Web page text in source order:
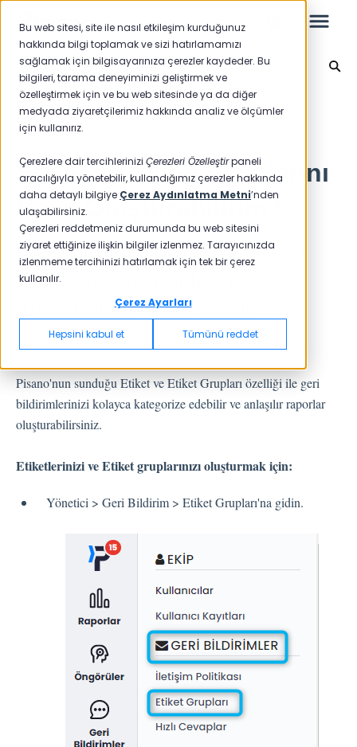
Bu web sitesi, site ile nasıl etkileşim kurduğunuz
hakkında bilgi toplamak ve sizi hatırlamamızı
sağlamak için bilgisayarınıza çerezler kaydeder. Bu
bilgileri, tarama deneyiminizi geliştirmek ve
özelleştirmek için ve bu web sitesinde ya da diğer
medyada ziyaretçilerimiz hakkında analiz ve ölçümler
için kullanırız.
Çerezlere dair tercihlerinizi Çerezleri Özelleştirpaneli
aracılığıyla yönetebilir, kullandığımız çerezler hakkında
daha detaylı bilgiye Çerez Aydınlatma Metni’nden
ulaşabilirsiniz.
Çerezleri reddetmeniz durumunda bu web sitesini
ziyaret ettiğinize ilişkin bilgiler izlenmez. Tarayıcınızda
izlenmeme tercihinizi hatırlamak için tek bir çerez
kullanılır.
Çerez Ayarları
Hepsini kabul et Tümünü reddet
Etiket Grupları
Leo
Yeni Başlayanlar İçin
Raporlar
NPS
CSAT
Raporlama 2024
Geri Bildirimler
Spam
Müşteri Yanıtlama
Dışarı Aktar
Soru Tipleri S.S.S
Akış Sayfaları
Ana sayfaya geri dön
Etiket ve Etiket Gruplarını
Nasıl Oluşturabilirim?
Pisano, istediğiniz etiketleri kontrol
etmesi kolay gruplar halinde
oluşturmanıza olanak sağlar.
Pisano'nun sunduğu Etiket ve Etiket Grupları özelliği ile geri
bildirimlerinizi kolayca kategorize edebilir ve anlaşılır raporlar
oluşturabilirsiniz.
Etiketlerinizi ve Etiket gruplarınızı oluşturmak için:
Yönetici > Geri Bildirim > Etiket Grupları'na gidin.